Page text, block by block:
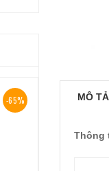
MÔ TẢ
Thông
-65%